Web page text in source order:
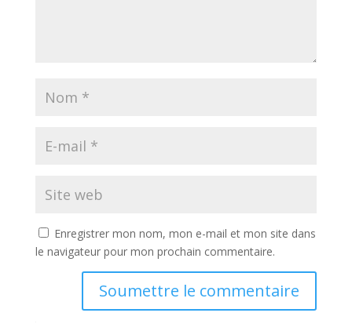
Enregistrer mon nom, mon e-mail et mon site dans
le navigateur pour mon prochain commentaire.
Soumettre le commentaire